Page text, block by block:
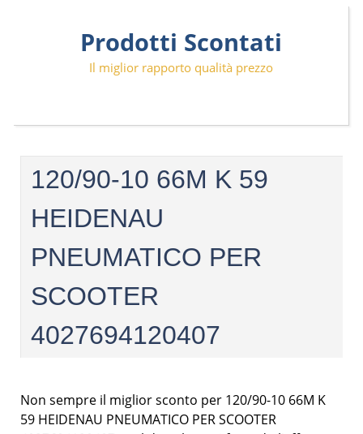
Prodotti Scontati
Il miglior rapporto qualità prezzo
120/90-10 66M K 59
HEIDENAU
PNEUMATICO PER
SCOOTER
4027694120407
Non sempre il miglior sconto per 120/90-10 66M K
59 HEIDENAU PNEUMATICO PER SCOOTER